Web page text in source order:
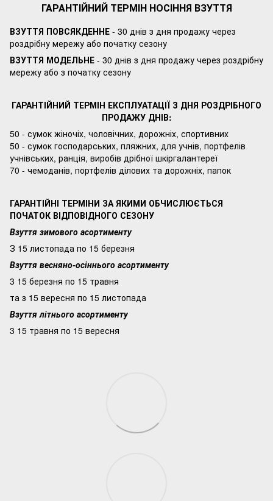
ГАРАНТІЙНИЙ ТЕРМІН НОСІННЯ ВЗУТТЯ
ВЗУТТЯ ПОВСЯКДЕННЕ - 30 днів з дня продажу через
роздрібну мережу або початку сезону
ВЗУТТЯ МОДЕЛЬНЕ - 30 днів з дня продажу через роздрібну
мережу або з початку сезону
ГАРАНТІЙНИЙ ТЕРМІН ЕКСПЛУАТАЦІЇ З ДНЯ РОЗДРІБНОГО
ПРОДАЖУ ДНІВ:
50 - сумок жіночіх, чоловічних, дорожніх, спортивних
50 - сумок господарських, пляжних, для учнів, портфелів
учнівських, ранція, виробів дрібної шкіргалантереї
70 - чемоданів, портфелів ділових та дорожніх, папок
ГАРАНТІЙНІ ТЕРМІНИ ЗА ЯКИМИ ОБЧИСЛЮЄТЬСЯ
ПОЧАТОК ВІДПОВІДНОГО СЕЗОНУ
Взуття зимового асортименту
З 15 листопада по 15 березня
Взуття весняно-осіннього асортименту
3 15 березня по 15 травня
та з 15 вересня по 15 листопада
Взуття літнього асортименту
3 15 травня по 15 вересня